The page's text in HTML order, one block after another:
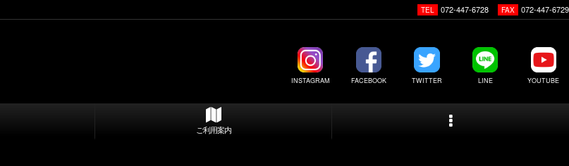
TEL 072-447-6728 FAX 072-447-6729
INSTAGRAM FACEBOOK TWITTER LINE YOUTUBE
ご利用案内